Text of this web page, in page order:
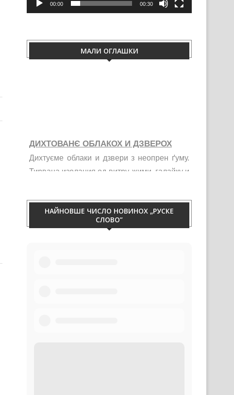
00:00 00:30
МАЛИ ОГЛАШКИ
Тирваца изолация од витру, жими, галайку и
НАЙНОВШЕ ЧИСЛО НОВИНОХ „РУСКЕ
СЛОВО”